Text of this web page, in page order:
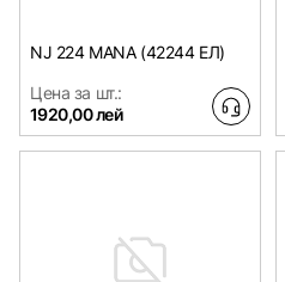
NJ 224 MANA (42244 ЕЛ)
Цена за шт.:
1920,00 лей